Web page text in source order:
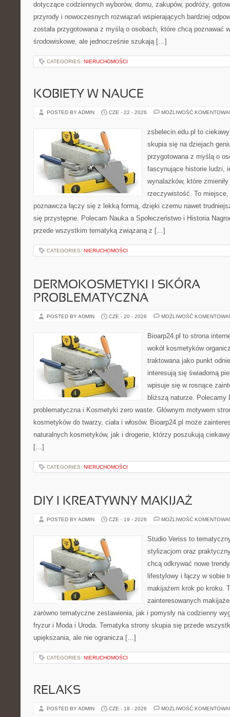
dotyczące codziennych wyborów, domu, zakupów, podróży,
przyrody i nowoczesnych rozwiązań wspierających bardziej
została przygotowana z myślą o osobach, które chcą poznawać
środowiskowe, ale jednocześnie szukają […]
CATEGORIES: NIERUCHOMOŚCI
KOBIETY W NAUCE
POSTED BY ADMIN CZE - 22 - 2026 MOŻLIWOŚĆ
zsbelecin.edu.pl to
skupia się na dziejach
przygotowana z myślą o
fascynujące historie ludzi,
wynalazków, które
rzeczywistość. To
poznawcza łączy się z lekką formą, dzięki czemu nawet
się przystępne. Polecam Nauka a Społeczeństwo i Historia
przede wszystkim tematyką związaną z […]
CATEGORIES: NIERUCHOMOŚCI
DERMOKOSMETYKI I SKÓRA
PROBLEMATYCZNA
POSTED BY ADMIN CZE - 20 - 2026 MOŻLIWOŚĆ
Bioarp24.pl to strona
wokół kosmetyków
traktowana jako punkt
interesują się świadomą
wpisuje się w rosnące
bliższą naturze. Polecamy
problematyczna i Kosmetyki zero waste. Głównym motywem
kosmetyków do twarzy, ciała i włosów. Bioarp24.pl może
naturalnych kosmetyków, jak i drogerie, którzy poszukują
[…]
CATEGORIES: NIERUCHOMOŚCI
DIY I KREATYWNY MAKIJAŻ
POSTED BY ADMIN CZE - 19 - 2026 MOŻLIWOŚĆ
Studio Veriss to
stylizacjom oraz
chcą odkrywać nowe
lifestylowy i łączy w sobie
makijażem krok po kroku.
zainteresowanych
zarówno tematyczne zestawienia, jak i pomysły na codzienny
fryzur i Moda i Uroda. Tematyka strony skupia się przede
upiększania, ale nie ogranicza […]
CATEGORIES: NIERUCHOMOŚCI
RELAKS
POSTED BY ADMIN CZE - 18 - 2026 MOŻLIWOŚĆ